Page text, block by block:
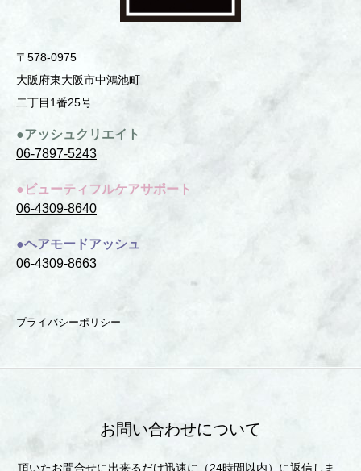
〒578-0975
⼤阪府東⼤阪市中鴻池町
⼆丁⽬1番25号
●アッシュクリエイト
06-7897-5243
●ビューティフルケアサポート
06-4309-8640
●ヘアモードアッシュ
06-4309-8663
プライバシーポリシー
お問い合わせについて
頂いたお問合せに出来るだけ迅速に（24時間以内）に返信しま